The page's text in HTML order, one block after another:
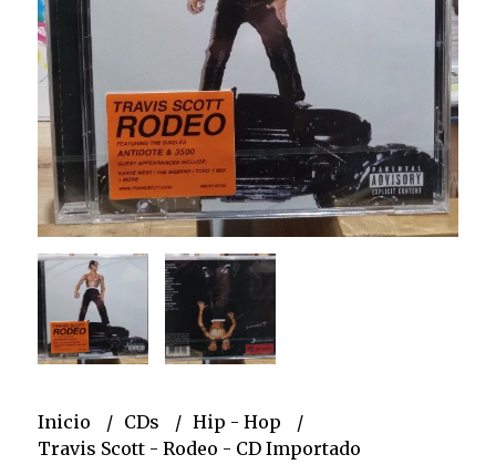
Inicio CDs
Hip - Hop
Travis Scott - Rodeo - CD Importado